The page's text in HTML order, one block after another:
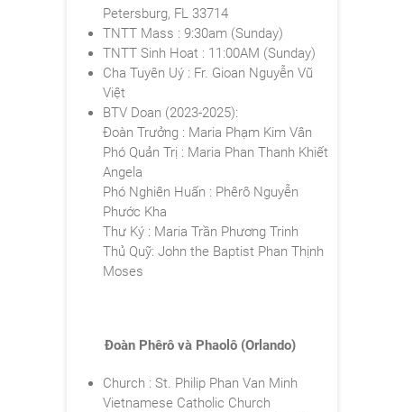
Petersburg, FL 33714
TNTT Mass : 9:30am (Sunday)
TNTT Sinh Hoat : 11:00AM (Sunday)
Cha Tuyên Uý : Fr. Gioan Nguyễn Vũ
Việt
BTV Doan (2023-2025):
Đoàn Trưởng : Maria Phạm Kim Vân
Phó Quản Trị : Maria Phan Thanh Khiết
Angela
Phó Nghiên Huấn : Phêrô Nguyễn
Phước Kha
Thư Ký : Maria Trần Phương Trinh
Thủ Quỹ: John the Baptist Phan Thịnh
Moses
Đoàn Phêrô và Phaolô (Orlando)
Church : St. Philip Phan Van Minh
Vietnamese Catholic Church